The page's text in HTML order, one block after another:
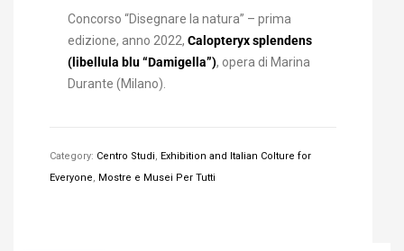
Concorso “Disegnare la natura” – prima
edizione, anno 2022, Calopteryx splendens
(libellula blu “Damigella”), opera di Marina
Durante (Milano).
Category: Centro Studi, Exhibition and Italian Colture for
Everyone, Mostre e Musei Per Tutti